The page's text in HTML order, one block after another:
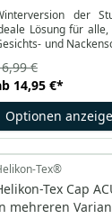
der
Lösung für
und
Wasserverdunstung
14,95 €*
€
Optionen
Tex®
Tex Cap
mehreren